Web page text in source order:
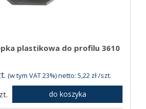
plastikowa do profilu 3610
(w tym VAT 23%) netto: 5,22 zł /szt.
do koszyka